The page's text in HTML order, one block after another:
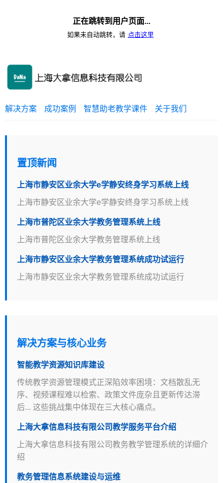
正在跳转到用户页面...
如果未自动跳转，请 点击这里
解决方案 成功案例 智慧助老教学课件 关于我们
置顶新闻
上海市静安区业余大学e学静安终身学习系统上线
上海市静安区业余大学e学静安终身学习系统上线
上海市普陀区业余大学教务管理系统上线
上海市普陀区业余大学教务管理系统上线
上海市静安区业余大学教务管理系统成功试运行
上海市静安区业余大学教务管理系统成功试运行
解决方案与核心业务
智能教学资源知识库建设
传统教学资源管理模式正深陷效率困境：文档散乱无
序、视频课程难以检索、政策文件庞杂且更新传达滞
后... 这些挑战集中体现在三大核心痛点。
上海大拿信息科技有限公司教学服务平台介绍
上海大拿信息科技有限公司教务教学管理系统的详细介
绍
教务管理信息系统建设与运维